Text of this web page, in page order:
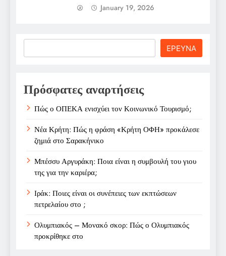
January 19, 2026
ΕΡΕΥΝΑ
Πρόσφατες αναρτήσεις
Πώς ο ΟΠΕΚΑ ενισχύει τον Κοινωνικό Τουρισμό;
Νέα Κρήτη: Πώς η φράση «Κρήτη ΟΦΗ» προκάλεσε
ζημιά στο Σαρακήνικο
Μπέσσυ Αργυράκη: Ποια είναι η συμβουλή του γιου
της για την καριέρα;
Ιράκ: Ποιες είναι οι συνέπειες των εκπτώσεων
πετρελαίου στο ;
Ολυμπιακός – Μονακό σκορ: Πώς ο Ολυμπιακός
προκρίθηκε στο